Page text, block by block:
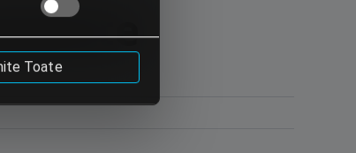
Toate
te